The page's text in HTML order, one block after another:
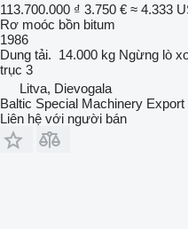
113.700.000 ₫ 3.750 € ≈ 4.333
Rơ moóc bồn bitum
1986
Dung tải. 14.000 kg Ngừng lò
trục 3
Litva, Dievogala
Baltic Special Machinery Export
Liên hệ với người bán